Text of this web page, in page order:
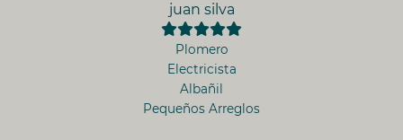
juan silva
Plomero
Electricista
Albañil
Pequeños Arreglos